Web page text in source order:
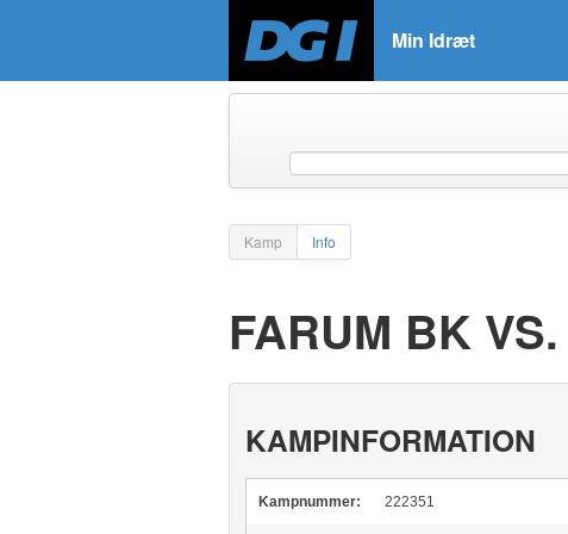
Min Idræt
Kamp Info
FARUM BK
KAMPINFORMATION
Kampnummer: 222351